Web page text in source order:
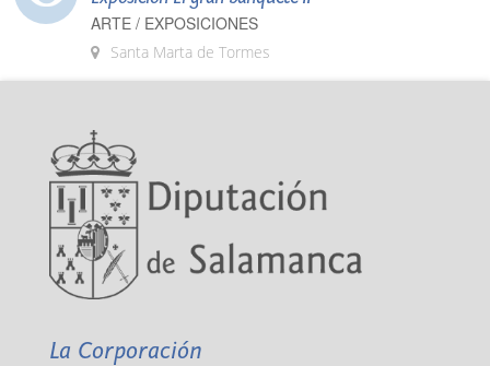
ARTE / EXPOSICIONES
Santa Marta de Tormes
La Corporación